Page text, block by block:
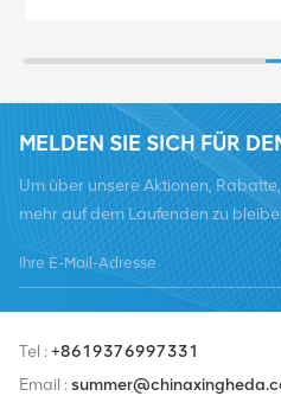
MELDEN SIE SICH FÜR
Um über unsere Aktionen,
mehr auf dem Laufenden zu
Tel :+8619376997331
Email :